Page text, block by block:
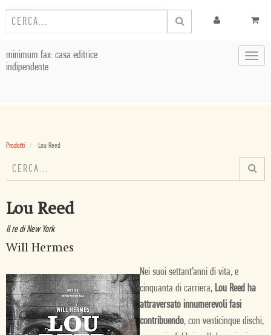
minimum fax: casa editrice
indipendente
Prodotti Lou Reed
Lou Reed
Il re di New York
Will Hermes
Nei suoi settant’anni di vita, e
cinquanta di carriera, Lou Reed ha
attraversato innumerevoli fasi
contribuendo, con venticinque dischi,